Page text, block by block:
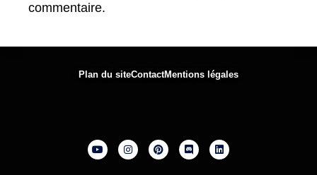
commentaire.
Plan du siteContactMentions légales